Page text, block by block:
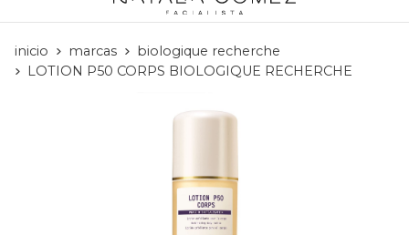
inicio marcas
biologique recherche
LOTION P50 CORPS BIOLOGIQUE RECHERCHE